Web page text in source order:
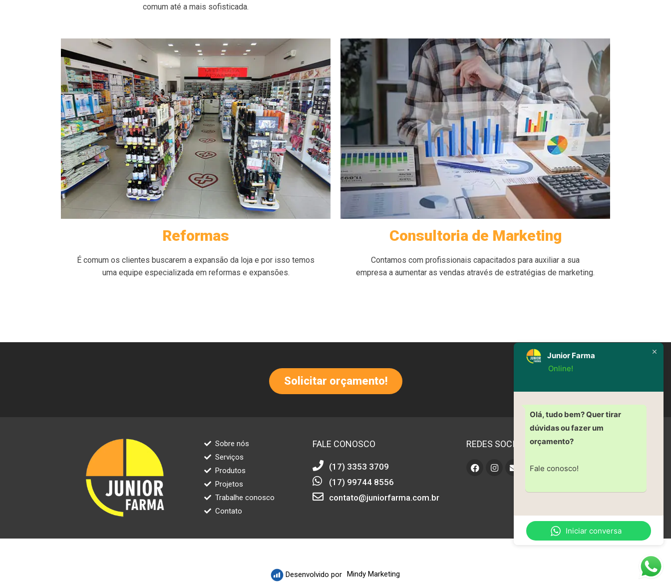
comum até a mais sofisticada.
Reformas
É comum os clientes buscarem a expansão da loja e por isso temos
uma equipe especializada em reformas e expansões.
Consultoria de Marketing
Contamos com profissionais capacitados para auxiliar a sua
empresa a aumentar as vendas através de estratégias de marketing.
Solicitar orçamento!
Sobre nós
Serviços
Produtos
Projetos
Trabalhe conosco
Contato
FALE CONOSCO
(17) 3353 3709
(17) 99744 8556
contato@juniorfarma.com.br
REDES SOCIAIS
Desenvolvido por Mindy Marketing
Junior Farma
Online!
Olá, tudo bem? Quer tirar
dúvidas ou fazer um
orçamento?
Fale conosco!
Iniciar conversa